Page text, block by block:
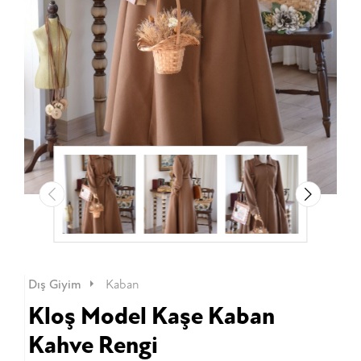
Dış Giyim Kaban
Kloş Model Kaşe Kaban
Kahve Rengi